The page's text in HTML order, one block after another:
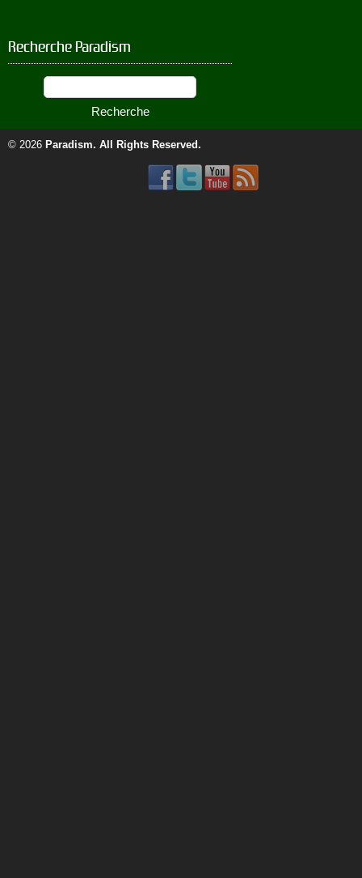
Recherche Paradism
© 2026 Paradism. All Rights Reserved.